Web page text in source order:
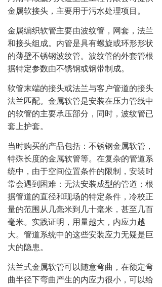
金属软接头，主要用于污水处理项目。
金属编织软管主要由波纹管，网套，法兰
和接头组成。 内管是具有螺旋或环形形状
的薄壁不锈钢波纹管。 波纹管的外套管根
据特定参数由不锈钢或钢带制成。
软管末端的接头或法兰与客户管道的接头
法兰匹配。 金属软管是安装在压力管线中
的软管的主要承压部分，同时，波纹管已
套上护套。
当时购买的产品包括：不锈钢金属软管，
特殊长度的金属软管等。在复杂的管道系
统中，由于空间位置条件的限制，安装时
常会遇到困难：无法安装成型的管道； 根
据管道的直径和现场的特定条件，冷校正
量的范围从几毫米到几十毫米，甚至几百
毫米。 实践证明，用量越大，内应力越
大。 管道系统中的这些安装应力无疑是巨
大的隐患。
法兰式金属软管可以随意弯曲，在额定弯
曲半径下弯曲产生的内应力很小，可以给